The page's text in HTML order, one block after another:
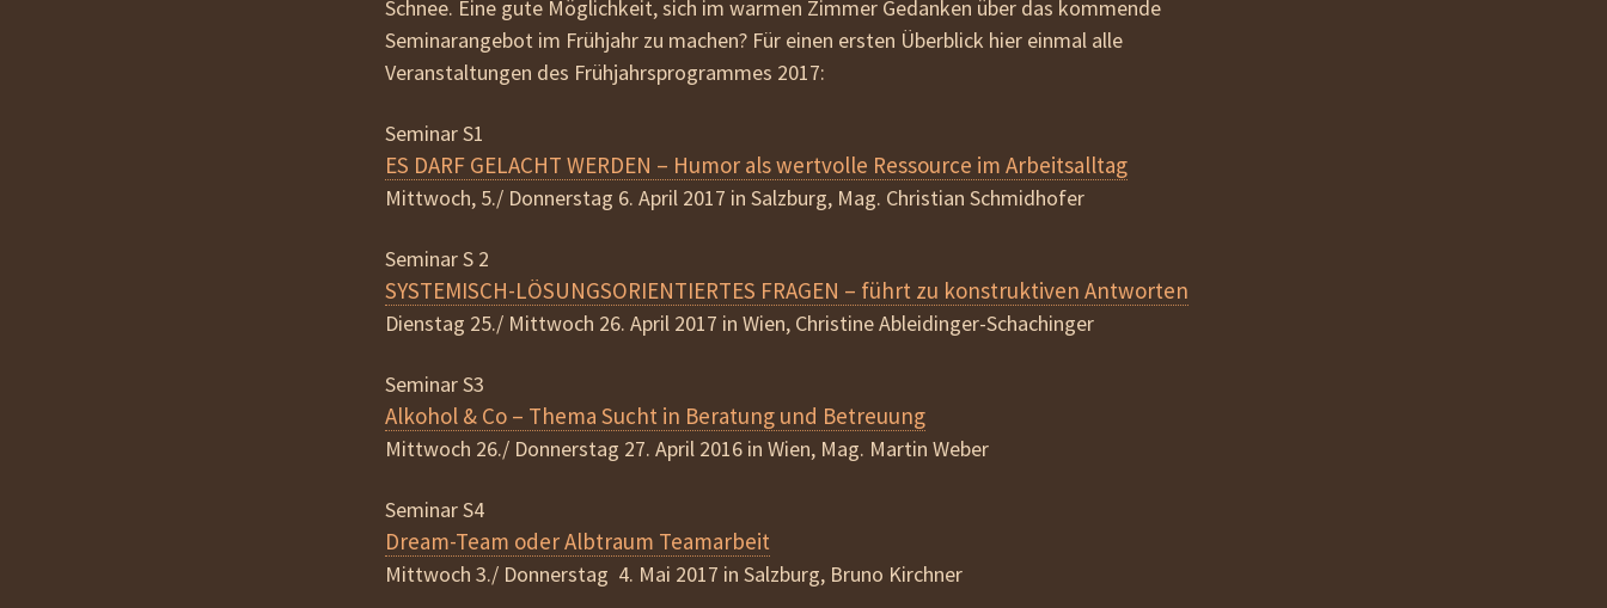
beziehen
AGB
Schnee. Eine gute Möglichkeit, sich im warmen Zimmer Gedanken über das kommende
Seminarangebot im Frühjahr zu machen? Für einen ersten Überblick hier einmal alle
Veranstaltungen des Frühjahrsprogrammes 2017:
Seminar S1
ES DARF GELACHT WERDEN – Humor als wertvolle Ressource im Arbeitsalltag
Mittwoch, 5./ Donnerstag 6. April 2017 in Salzburg, Mag. Christian Schmidhofer
Seminar S 2
SYSTEMISCH-LÖSUNGSORIENTIERTES FRAGEN – führt zu konstruktiven Antworten
Dienstag 25./ Mittwoch 26. April 2017 in Wien, Christine Ableidinger-Schachinger
Seminar S3
Alkohol & Co – Thema Sucht in Beratung und Betreuung
Mittwoch 26./ Donnerstag 27. April 2016 in Wien, Mag. Martin Weber
Seminar S4
Dream-Team oder Albtraum Teamarbeit
Mittwoch 3./ Donnerstag 4. Mai 2017 in Salzburg, Bruno Kirchner